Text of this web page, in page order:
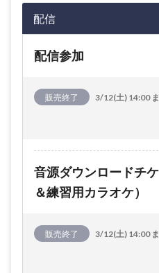
配信
配信参加
販売終了 3/12(土) 14:00
音源ダウンロードチ
＆練習用カラオケ）
販売終了 3/12(土) 14:00